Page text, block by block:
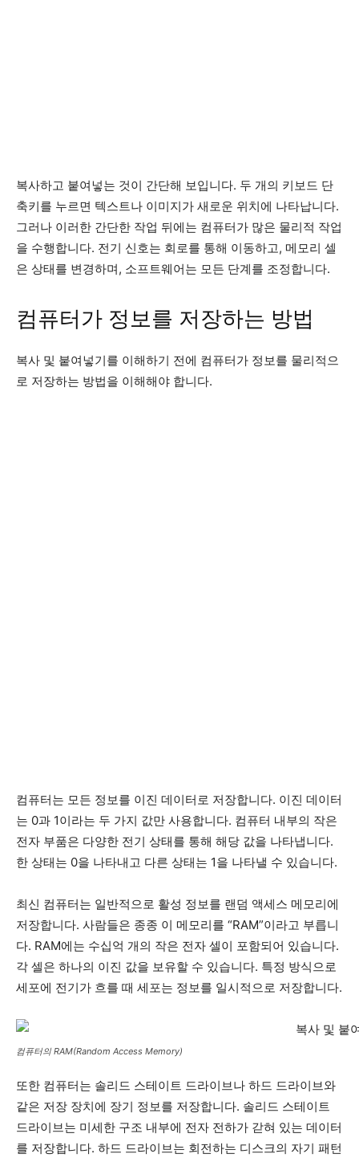
복사하고 붙여넣는 것이 간단해 보입니다. 두 개의 키보드 단
축키를 누르면 텍스트나 이미지가 새로운 위치에 나타납니다.
그러나 이러한 간단한 작업 뒤에는 컴퓨터가 많은 물리적 작업
을 수행합니다. 전기 신호는 회로를 통해 이동하고, 메모리 셀
은 상태를 변경하며, 소프트웨어는 모든 단계를 조정합니다.
컴퓨터가 정보를 저장하는 방법
복사 및 붙여넣기를 이해하기 전에 컴퓨터가 정보를 물리적으
로 저장하는 방법을 이해해야 합니다.
컴퓨터는 모든 정보를 이진 데이터로 저장합니다. 이진 데이터
는 0과 1이라는 두 가지 값만 사용합니다. 컴퓨터 내부의 작은
전자 부품은 다양한 전기 상태를 통해 해당 값을 나타냅니다.
한 상태는 0을 나타내고 다른 상태는 1을 나타낼 수 있습니다.
최신 컴퓨터는 일반적으로 활성 정보를 랜덤 액세스 메모리에
저장합니다. 사람들은 종종 이 메모리를 “RAM”이라고 부릅니
다. RAM에는 수십억 개의 작은 전자 셀이 포함되어 있습니다.
각 셀은 하나의 이진 값을 보유할 수 있습니다. 특정 방식으로
세포에 전기가 흐를 때 세포는 정보를 일시적으로 저장합니다.
컴퓨터의 RAM(Random Access Memory)
또한 컴퓨터는 솔리드 스테이트 드라이브나 하드 드라이브와
같은 저장 장치에 장기 정보를 저장합니다. 솔리드 스테이트
드라이브는 미세한 구조 내부에 전자 전하가 갇혀 있는 데이터
를 저장합니다. 하드 드라이브는 회전하는 디스크의 자기 패턴